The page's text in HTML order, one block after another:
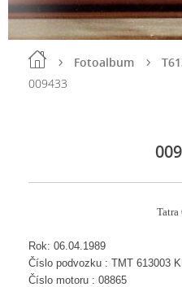
Fotoalbum
009433
Tatra
Rok: 06.04.1989
Číslo podvozku : TMT 613003
Číslo motoru : 08865